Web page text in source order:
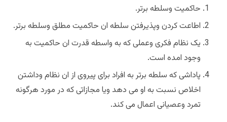
حاکمیت وسلطه برتر.
اطاعت کردن وپذیرفتن سلطه ان حاکمیت مطلق وسلطه برتر.
یک نظام فکری وعملی که به واسطه قدرت ان حاکمیت به
وجود امده است.
پاداشی که سلطه برتر به افراد برای پیروی از ان نظام وداشتن
اخلاص نسبت به او می دهد ویا مجازاتی که در مورد هرگونه
تمرد وعصیانی اعمال می کند.